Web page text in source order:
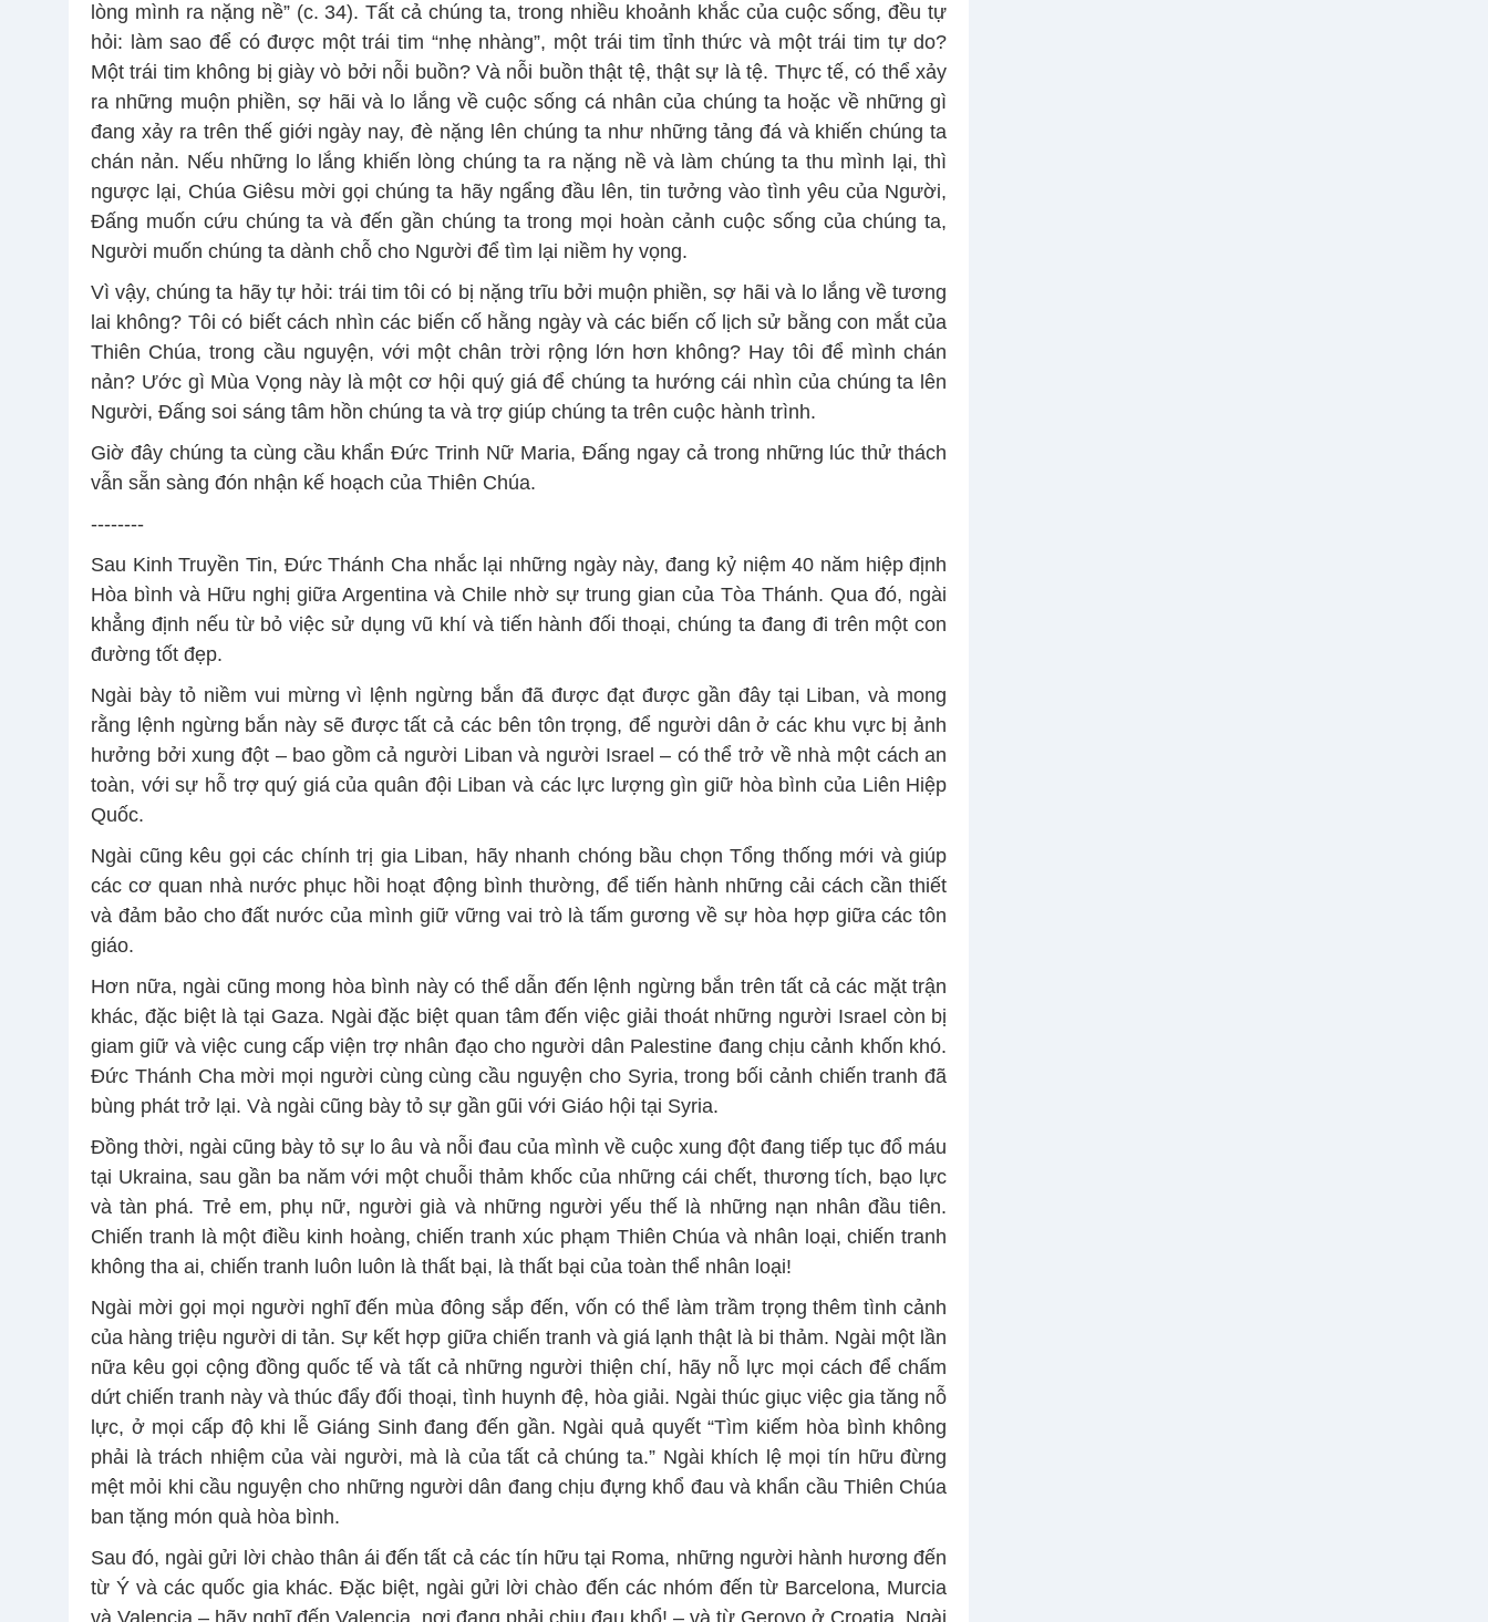
lòng mình ra nặng nề” (c. 34). Tất cả chúng ta, trong nhiều khoảnh khắc của cuộc sống, đều tự
hỏi: làm sao để có được một trái tim “nhẹ nhàng”, một trái tim tỉnh thức và một trái tim tự do?
Một trái tim không bị giày vò bởi nỗi buồn? Và nỗi buồn thật tệ, thật sự là tệ. Thực tế, có thể xảy
ra những muộn phiền, sợ hãi và lo lắng về cuộc sống cá nhân của chúng ta hoặc về những gì
đang xảy ra trên thế giới ngày nay, đè nặng lên chúng ta như những tảng đá và khiến chúng ta
chán nản. Nếu những lo lắng khiến lòng chúng ta ra nặng nề và làm chúng ta thu mình lại, thì
ngược lại, Chúa Giêsu mời gọi chúng ta hãy ngẩng đầu lên, tin tưởng vào tình yêu của Người,
Đấng muốn cứu chúng ta và đến gần chúng ta trong mọi hoàn cảnh cuộc sống của chúng ta,
Người muốn chúng ta dành chỗ cho Người để tìm lại niềm hy vọng.
Vì vậy, chúng ta hãy tự hỏi: trái tim tôi có bị nặng trĩu bởi muộn phiền, sợ hãi và lo lắng về tương
lai không? Tôi có biết cách nhìn các biến cố hằng ngày và các biến cố lịch sử bằng con mắt của
Thiên Chúa, trong cầu nguyện, với một chân trời rộng lớn hơn không? Hay tôi để mình chán
nản? Ước gì Mùa Vọng này là một cơ hội quý giá để chúng ta hướng cái nhìn của chúng ta lên
Người, Đấng soi sáng tâm hồn chúng ta và trợ giúp chúng ta trên cuộc hành trình.
Giờ đây chúng ta cùng cầu khẩn Đức Trinh Nữ Maria, Đấng ngay cả trong những lúc thử thách
vẫn sẵn sàng đón nhận kế hoạch của Thiên Chúa.
--------
Sau Kinh Truyền Tin, Đức Thánh Cha nhắc lại những ngày này, đang kỷ niệm 40 năm hiệp định
Hòa bình và Hữu nghị giữa Argentina và Chile nhờ sự trung gian của Tòa Thánh. Qua đó, ngài
khẳng định nếu từ bỏ việc sử dụng vũ khí và tiến hành đối thoại, chúng ta đang đi trên một con
đường tốt đẹp.
Ngài bày tỏ niềm vui mừng vì lệnh ngừng bắn đã được đạt được gần đây tại Liban, và mong
rằng lệnh ngừng bắn này sẽ được tất cả các bên tôn trọng, để người dân ở các khu vực bị ảnh
hưởng bởi xung đột – bao gồm cả người Liban và người Israel – có thể trở về nhà một cách an
toàn, với sự hỗ trợ quý giá của quân đội Liban và các lực lượng gìn giữ hòa bình của Liên Hiệp
Quốc.
Ngài cũng kêu gọi các chính trị gia Liban, hãy nhanh chóng bầu chọn Tổng thống mới và giúp
các cơ quan nhà nước phục hồi hoạt động bình thường, để tiến hành những cải cách cần thiết
và đảm bảo cho đất nước của mình giữ vững vai trò là tấm gương về sự hòa hợp giữa các tôn
giáo.
Hơn nữa, ngài cũng mong hòa bình này có thể dẫn đến lệnh ngừng bắn trên tất cả các mặt trận
khác, đặc biệt là tại Gaza. Ngài đặc biệt quan tâm đến việc giải thoát những người Israel còn bị
giam giữ và việc cung cấp viện trợ nhân đạo cho người dân Palestine đang chịu cảnh khốn khó.
Đức Thánh Cha mời mọi người cùng cùng cầu nguyện cho Syria, trong bối cảnh chiến tranh đã
bùng phát trở lại. Và ngài cũng bày tỏ sự gần gũi với Giáo hội tại Syria.
Đồng thời, ngài cũng bày tỏ sự lo âu và nỗi đau của mình về cuộc xung đột đang tiếp tục đổ máu
tại Ukraina, sau gần ba năm với một chuỗi thảm khốc của những cái chết, thương tích, bạo lực
và tàn phá. Trẻ em, phụ nữ, người già và những người yếu thế là những nạn nhân đầu tiên.
Chiến tranh là một điều kinh hoàng, chiến tranh xúc phạm Thiên Chúa và nhân loại, chiến tranh
không tha ai, chiến tranh luôn luôn là thất bại, là thất bại của toàn thể nhân loại!
Ngài mời gọi mọi người nghĩ đến mùa đông sắp đến, vốn có thể làm trầm trọng thêm tình cảnh
của hàng triệu người di tản. Sự kết hợp giữa chiến tranh và giá lạnh thật là bi thảm. Ngài một lần
nữa kêu gọi cộng đồng quốc tế và tất cả những người thiện chí, hãy nỗ lực mọi cách để chấm
dứt chiến tranh này và thúc đẩy đối thoại, tình huynh đệ, hòa giải. Ngài thúc giục việc gia tăng nỗ
lực, ở mọi cấp độ khi lễ Giáng Sinh đang đến gần. Ngài quả quyết “Tìm kiếm hòa bình không
phải là trách nhiệm của vài người, mà là của tất cả chúng ta.” Ngài khích lệ mọi tín hữu đừng
mệt mỏi khi cầu nguyện cho những người dân đang chịu đựng khổ đau và khẩn cầu Thiên Chúa
ban tặng món quà hòa bình.
Sau đó, ngài gửi lời chào thân ái đến tất cả các tín hữu tại Roma, những người hành hương đến
từ Ý và các quốc gia khác. Đặc biệt, ngài gửi lời chào đến các nhóm đến từ Barcelona, Murcia